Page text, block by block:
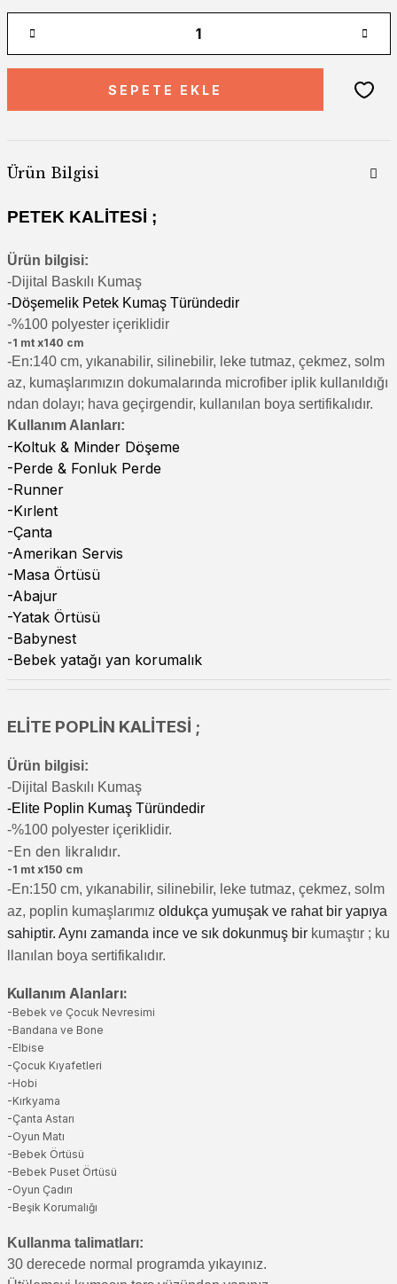
SEPETE EKLE
Ürün Bilgisi
PETEK KALİTESİ ;
Ürün bilgisi:
-Dijital Baskılı Kumaş
-Döşemelik Petek Kumaş Türündedir
-%100 polyester içeriklidir
-1 mt x140 cm
-En:140 cm, yıkanabilir, silinebilir, leke tutmaz, çekmez, solm
az, kumaşlarımızın dokumalarında microfiber iplik kullanıldığı
ndan dolayı; hava geçirgendir, kullanılan boya sertifikalıdır.
Kullanım Alanları:
-Koltuk & Minder Döşeme
-Perde & Fonluk Perde
-Runner
-Kırlent
-Çanta
-Amerikan Servis
-Masa Örtüsü
-Abajur
-Yatak Örtüsü
-Babynest
-Bebek yatağı yan korumalık
ELİTE POPLİN KALİTESİ ;
Ürün bilgisi:
-Dijital Baskılı Kumaş
-Elite Poplin Kumaş Türündedir
-%100 polyester içeriklidir.
-En den likralıdır.
-1 mt x150 cm
-En:150 cm, yıkanabilir, silinebilir, leke tutmaz, çekmez, solm
az, poplin kumaşlarımız oldukça yumuşak ve rahat bir yapıya
sahiptir. Aynı zamanda ince ve sık dokunmuş bir kumaştır ; ku
llanılan boya sertifikalıdır.
Kullanım Alanları:
-Bebek ve Çocuk Nevresimi
-Bandana ve Bone
-Elbise
-Çocuk Kıyafetleri
-Hobi
-Kırkyama
-Çanta Astarı
-Oyun Matı
-Bebek Örtüsü
-Bebek Puset Örtüsü
-Oyun Çadırı
-Beşik Korumalığı
Kullanma talimatları:
30 derecede normal programda yıkayınız.